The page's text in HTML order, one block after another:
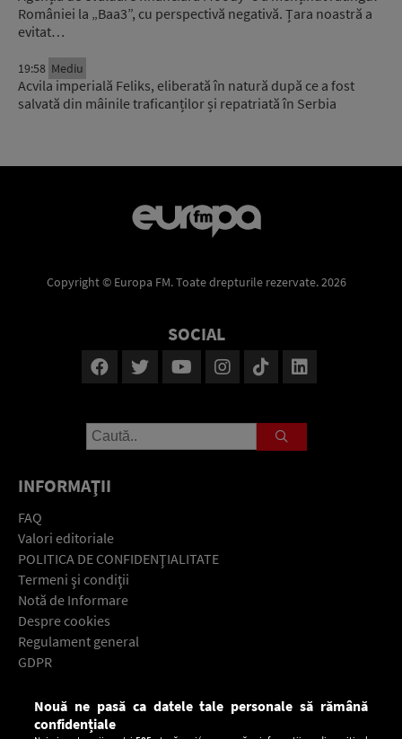
României la „Baa3”, cu perspectivă negativă. Țara noastră a
evitat…
19:58 Mediu
Acvila imperială Feliks, eliberată în natură după ce a fost
salvată din mâinile traficanților și repatriată în Serbia
Copyright © Europa FM. Toate drepturile rezervate. 2026
SOCIAL
INFORMAŢII
FAQ
Valori editoriale
POLITICA DE CONFIDENŢIALITATE
Termeni şi condiţii
Notă de Informare
Despre cookies
Regulament general
GDPR
Descarcă gratuit aplicaţia Europa FM pentru smartphone:
Nouă ne pasă ca datele tale personale să rămână
confidențiale